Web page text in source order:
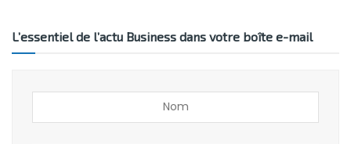
L’essentiel de l’actu Business dans votre boîte e-mail